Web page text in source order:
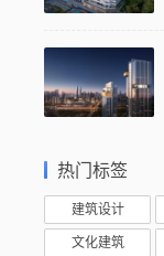
热门标签
建筑设计
文化建筑